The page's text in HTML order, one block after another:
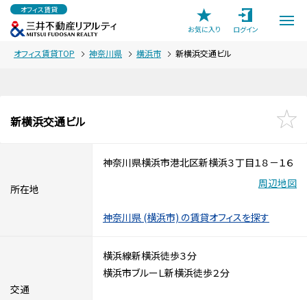
オフィス賃貸
お気に入り
ログイン
オフィス賃貸TOP 神奈川県 横浜市 新横浜交通ビル
新横浜交通ビル
所在地
神奈川県横浜市港北区新横浜３丁目１８－１６
周辺地図
神奈川県 (横浜市) の賃貸オフィスを探す
交通
横浜線新横浜徒歩３分
横浜市ブルーＬ新横浜徒歩２分